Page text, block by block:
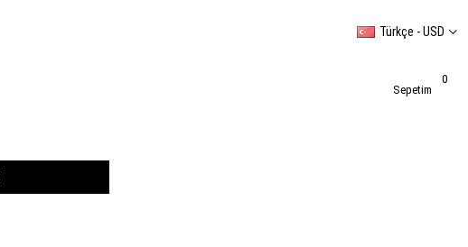
Türkçe - USD
Sepetim
0